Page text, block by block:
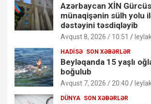
Azərbaycan XİN
münaqişənin sülh yolu
dəstəyini təsdiqləyib
Avqust 8, 2026 / 10:51
HADISƏ SON XƏBƏRLƏR
Beyləqanda 15 yaşlı
boğulub
Avqust 7, 2026 / 20:40
DÜNYA SON XƏBƏRLƏR